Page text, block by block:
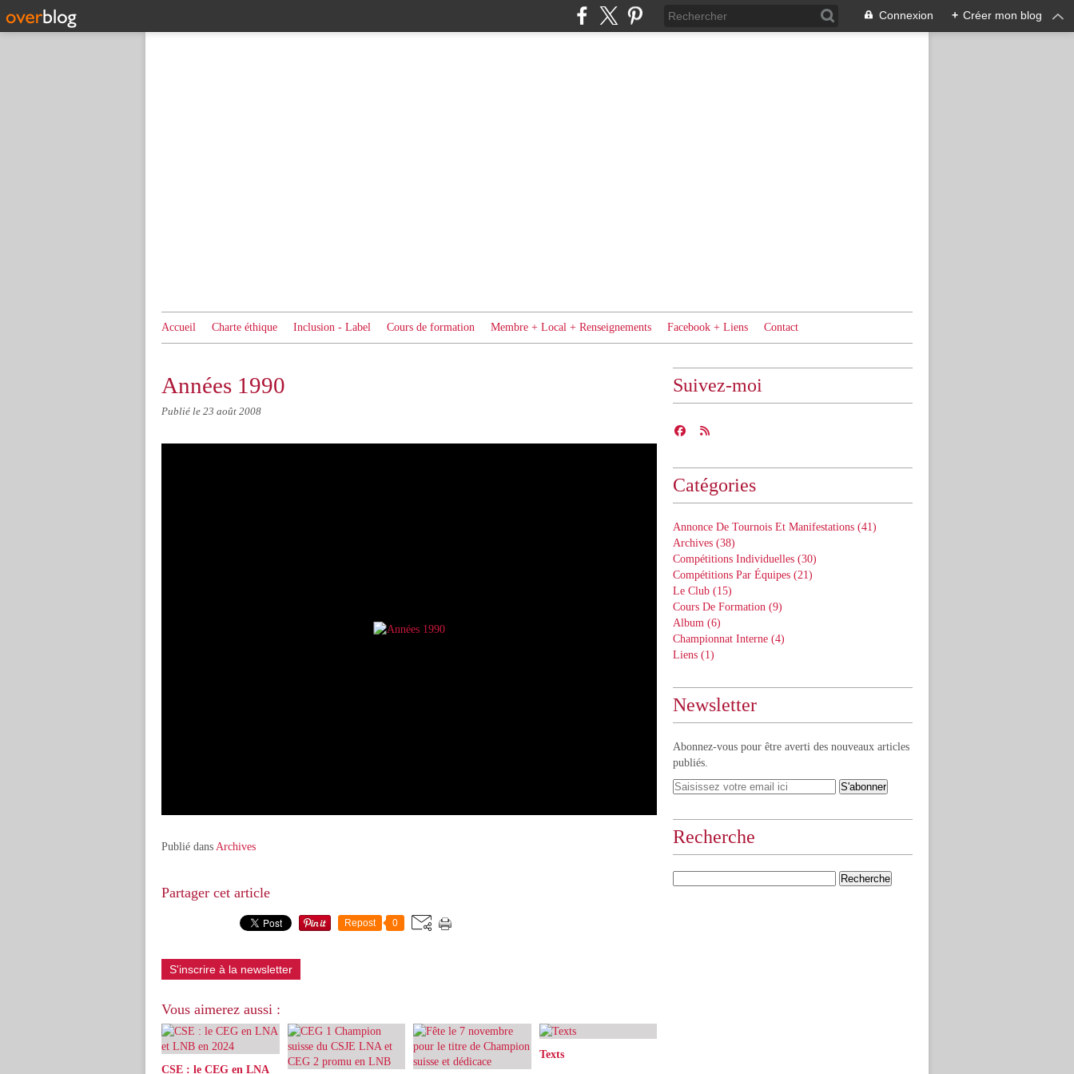
Connexion + Créer mon blog
Accueil Charte éthique Inclusion - Label Cours de formation Membre + Local + Renseignements Facebook + Liens Contact
Années 1990
Publié le 23 août 2008
Publié dans Archives
Partager cet article
Repost 0
S'inscrire à la newsletter
Vous aimerez aussi :
CSE : le CEG en LNA
Texts
Suivez-moi
Catégories
Annonce De Tournois Et Manifestations (41)
Archives (38)
Compétitions Individuelles (30)
Compétitions Par Équipes (21)
Le Club (15)
Cours De Formation (9)
Album (6)
Championnat Interne (4)
Liens (1)
Newsletter
Abonnez-vous pour être averti des nouveaux articles
publiés.
Recherche